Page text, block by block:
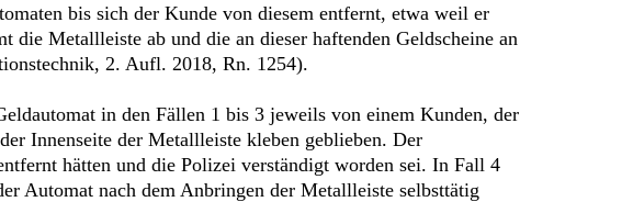
bis sich der Kunde von diesem entfernt, etwa weil er
Metallleiste ab und die an dieser haftenden Geldscheine an
2. Aufl. 2018, Rn. 1254).
in den Fällen 1 bis 3 jeweils von einem Kunden, der
Innenseite der Metallleiste kleben geblieben. Der
hätten und die Polizei verständigt worden sei. In Fall 4
Automat nach dem Anbringen der Metallleiste selbsttätig